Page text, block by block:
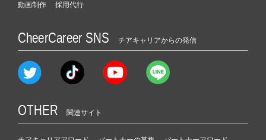
動画制作
採用代行
CheerCareer SNS チアキャリアからの発信
OTHER 関連サイト